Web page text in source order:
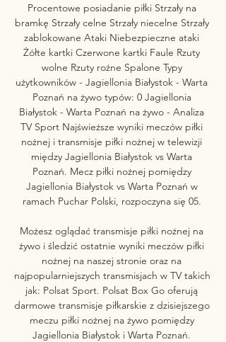
Procentowe posiadanie piłki Strzały na
bramkę Strzały celne Strzały niecelne Strzały
zablokowane Ataki Niebezpieczne ataki
Żółte kartki Czerwone kartki Faule Rzuty
wolne Rzuty rożne Spalone Typy
użytkowników - Jagiellonia Białystok - Warta
Poznań na żywo typów: 0 Jagiellonia
Białystok - Warta Poznań na żywo - Analiza
TV Sport Najświeższe wyniki meczów piłki
nożnej i transmisje piłki nożnej w telewizji
między Jagiellonia Białystok vs Warta
Poznań. Mecz piłki nożnej pomiędzy
Jagiellonia Białystok vs Warta Poznań w
ramach Puchar Polski, rozpoczyna się 05.
Możesz oglądać transmisje piłki nożnej na
żywo i śledzić ostatnie wyniki meczów piłki
nożnej na naszej stronie oraz na
najpopularniejszych transmisjach w TV takich
jak: Polsat Sport. Polsat Box Go oferują
darmowe transmisje piłkarskie z dzisiejszego
meczu piłki nożnej na żywo pomiędzy
Jagiellonia Białystok i Warta Poznań.